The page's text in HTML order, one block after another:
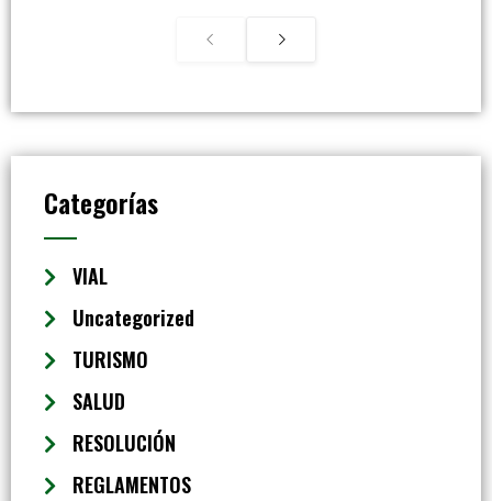
Categorías
VIAL
Uncategorized
TURISMO
SALUD
RESOLUCIÓN
REGLAMENTOS